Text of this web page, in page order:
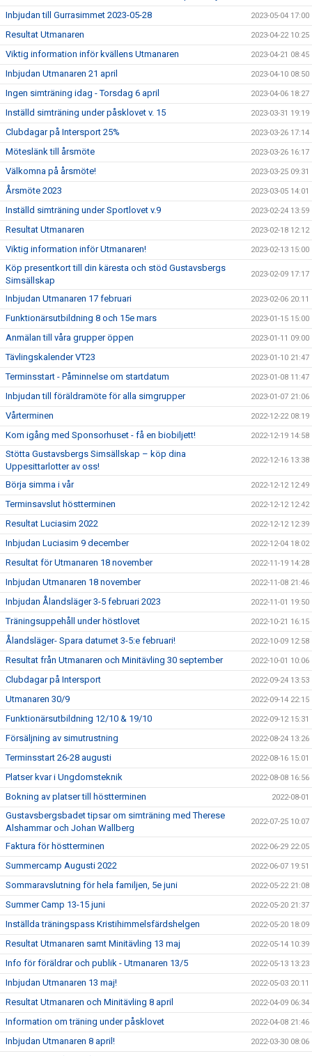
Inbjudan till Gurrasimmet 2023-05-28 2023-05-04 17:00
Resultat Utmanaren 2023-04-22 10:25
Viktig information inför kvällens Utmanaren 2023-04-21 08:45
Inbjudan Utmanaren 21 april 2023-04-10 08:50
Ingen simträning idag - Torsdag 6 april 2023-04-06 18:27
Inställd simträning under påsklovet v. 15 2023-03-31 19:19
Clubdagar på Intersport 25% 2023-03-26 17:14
Möteslänk till årsmöte 2023-03-26 16:17
Välkomna på årsmöte! 2023-03-25 09:31
Årsmöte 2023 2023-03-05 14:01
Inställd simträning under Sportlovet v.9 2023-02-24 13:59
Resultat Utmanaren 2023-02-18 12:12
Viktig information inför Utmanaren! 2023-02-13 15:00
Köp presentkort till din käresta och stöd Gustavsbergs
Simsällskap
2023-02-09 17:17
Inbjudan Utmanaren 17 februari 2023-02-06 20:11
Funktionärsutbildning 8 och 15e mars 2023-01-15 15:00
Anmälan till våra grupper öppen 2023-01-11 09:00
Tävlingskalender VT23 2023-01-10 21:47
Terminsstart - Påminnelse om startdatum 2023-01-08 11:47
Inbjudan till föräldramöte för alla simgrupper 2023-01-07 21:06
Vårterminen 2022-12-22 08:19
Kom igång med Sponsorhuset - få en biobiljett! 2022-12-19 14:58
Stötta Gustavsbergs Simsällskap – köp dina
Uppesittarlotter av oss!
2022-12-16 13:38
Börja simma i vår 2022-12-12 12:49
Terminsavslut höstterminen 2022-12-12 12:42
Resultat Luciasim 2022 2022-12-12 12:39
Inbjudan Luciasim 9 december 2022-12-04 18:02
Resultat för Utmanaren 18 november 2022-11-19 14:28
Inbjudan Utmanaren 18 november 2022-11-08 21:46
Inbjudan Ålandsläger 3-5 februari 2023 2022-11-01 19:50
Träningsuppehåll under höstlovet 2022-10-21 16:15
Ålandsläger- Spara datumet 3-5:e februari! 2022-10-09 12:58
Resultat från Utmanaren och Minitävling 30 september 2022-10-01 10:06
Clubdagar på Intersport 2022-09-24 13:53
Utmanaren 30/9 2022-09-14 22:15
Funktionärsutbildning 12/10 & 19/10 2022-09-12 15:31
Försäljning av simutrustning 2022-08-24 13:26
Terminsstart 26-28 augusti 2022-08-16 15:01
Platser kvar i Ungdomsteknik 2022-08-08 16:56
Bokning av platser till höstterminen 2022-08-01
Gustavsbergsbadet tipsar om simträning med Therese
Alshammar och Johan Wallberg
2022-07-25 10:07
Faktura för höstterminen 2022-06-29 22:05
Summercamp Augusti 2022 2022-06-07 19:51
Sommaravslutning för hela familjen, 5e juni 2022-05-22 21:08
Summer Camp 13-15 juni 2022-05-20 21:37
Inställda träningspass Kristihimmelsfärdshelgen 2022-05-20 18:09
Resultat Utmanaren samt Minitävling 13 maj 2022-05-14 10:39
Info för föräldrar och publik - Utmanaren 13/5 2022-05-13 13:23
Inbjudan Utmanaren 13 maj! 2022-05-03 20:11
Resultat Utmanaren och Minitävling 8 april 2022-04-09 06:34
Information om träning under påsklovet 2022-04-08 21:46
Inbjudan Utmanaren 8 april! 2022-03-30 08:06